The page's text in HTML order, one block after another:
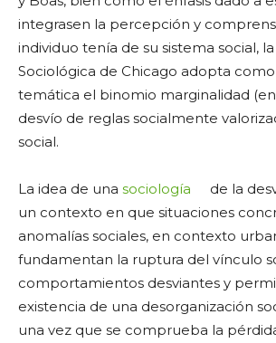
integrasen la percepción y
individuo tenía de su sistema social,
Sociológica de Chicago adopta
temática el binomio marginalidad
desvío de reglas socialmente
social.
La idea de una sociología
de la
un contexto en que situaciones
anomalías sociales, en contexto
fundamentan la ruptura del vínculo
comportamientos desviantes y
existencia de una desorganización
una vez que se comprueba la